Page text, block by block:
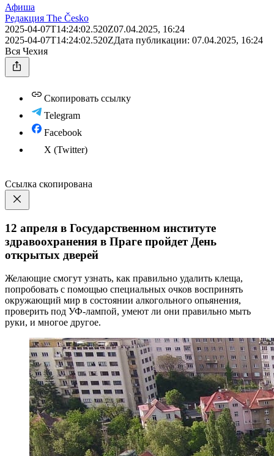
Афиша
Редакция The Česko
2025-04-07T14:24:02.520Z07.04.2025, 16:24
2025-04-07T14:24:02.520ZДата публикации: 07.04.2025, 16:24
Вся Чехия
Скопировать ссылку
Telegram
Facebook
X (Twitter)
Ссылка скопирована
12 апреля в Государственном институте
здравоохранения в Праге пройдет День
открытых дверей
Желающие смогут узнать, как правильно удалить клеща,
попробовать с помощью специальных очков воспринять
окружающий мир в состоянии алкогольного опьянения,
проверить под УФ-лампой, умеют ли они правильно мыть
руки, и многое другое.